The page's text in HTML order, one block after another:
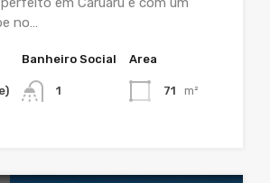
no…
Banheiro Social
1
Area
71 m²